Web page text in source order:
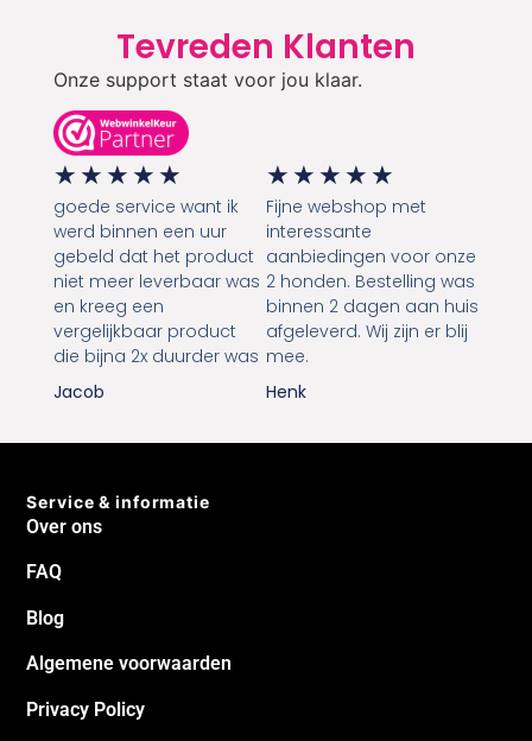
Tevreden Klanten
Onze support staat voor jou klaar.
★ ★ ★ ★ ★
goede service want ik
werd binnen een uur
gebeld dat het product
niet meer leverbaar was
en kreeg een
vergelijkbaar product
die bijna 2x duurder was
Jacob
★ ★ ★ ★ ★
Fijne webshop met
interessante
aanbiedingen voor onze
2 honden. Bestelling was
binnen 2 dagen aan huis
afgeleverd. Wij zijn er blij
mee.
Henk
Service & informatie
Over ons
FAQ
Blog
Algemene voorwaarden
Privacy Policy